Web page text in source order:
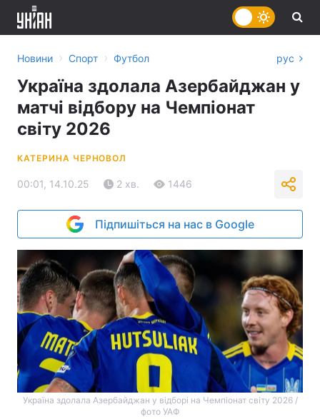
Новини › Спорт › Футбол рус
Україна здолала Азербайджан у
матчі відбору на Чемпіонат
світу 2026
КАТЕРИНА ЧЕРНОВОЛ
00:01, 14.10.25 2 хв. 1446
Підпишіться на нас в Google
Україна здолала Азербайджан у відборі на Чемпіонат світу 2026 /
фото УАФ